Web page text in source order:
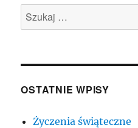
Szukaj:
OSTATNIE WPISY
Życzenia świąteczne